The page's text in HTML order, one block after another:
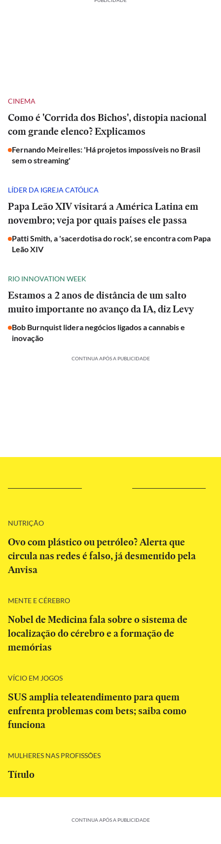
CINEMA
Como é 'Corrida dos Bichos', distopia nacional
com grande elenco? Explicamos
Fernando Meirelles: 'Há projetos impossíveis no Brasil
sem o streaming'
LÍDER DA IGREJA CATÓLICA
Papa Leão XIV visitará a América Latina em
novembro; veja por quais países ele passa
Patti Smith, a 'sacerdotisa do rock', se encontra com Papa
Leão XIV
RIO INNOVATION WEEK
Estamos a 2 anos de distância de um salto
muito importante no avanço da IA, diz Levy
Bob Burnquist lidera negócios ligados a cannabis e
inovação
CONTINUA APÓS A PUBLICIDADE
NUTRIÇÃO
Ovo com plástico ou petróleo? Alerta que
circula nas redes é falso, já desmentido pela
Anvisa
MENTE E CÉREBRO
Nobel de Medicina fala sobre o sistema de
localização do cérebro e a formação de
memórias
VÍCIO EM JOGOS
SUS amplia teleatendimento para quem
enfrenta problemas com bets; saiba como
funciona
MULHERES NAS PROFISSÕES
Título
CONTINUA APÓS A PUBLICIDADE